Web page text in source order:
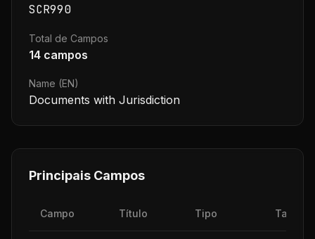
SCR990
Total de Campos
14 campos
Name (EN)
Documents with Jurisdiction
Principais Campos
Campo Título Tipo